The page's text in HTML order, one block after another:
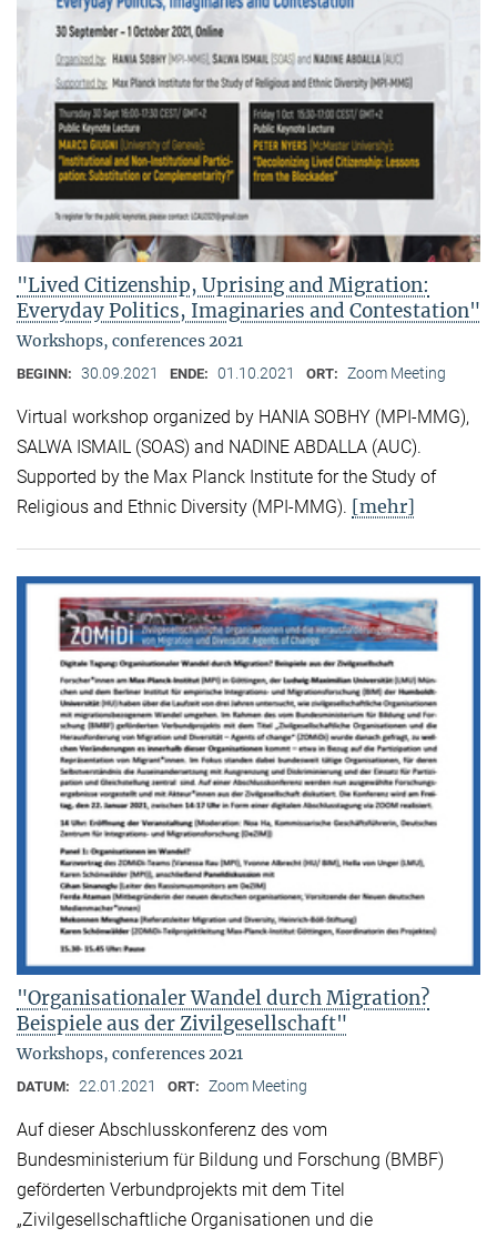
"Lived Citizenship, Uprising and Migration:
Everyday Politics, Imaginaries and Contestation"
Workshops, conferences 2021
BEGINN: 30.09.2021 ENDE: 01.10.2021 ORT: Zoom Meeting
Virtual workshop organized by HANIA SOBHY (MPI-MMG),
SALWA ISMAIL (SOAS) and NADINE ABDALLA (AUC).
Supported by the Max Planck Institute for the Study of
Religious and Ethnic Diversity (MPI-MMG). [mehr]
"Organisationaler Wandel durch Migration?
Beispiele aus der Zivilgesellschaft"
Workshops, conferences 2021
DATUM: 22.01.2021 ORT: Zoom Meeting
Auf dieser Abschlusskonferenz des vom
Bundesministerium für Bildung und Forschung (BMBF)
geförderten Verbundprojekts mit dem Titel
„Zivilgesellschaftliche Organisationen und die